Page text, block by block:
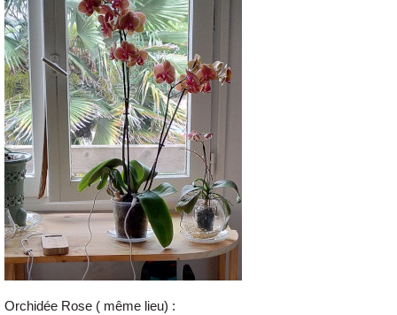
Orchidée Rose ( même lieu) :